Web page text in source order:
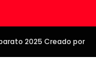
2025 Creado por